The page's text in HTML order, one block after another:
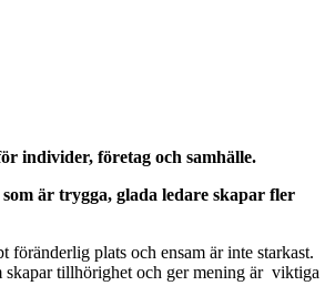
individer, företag och samhälle.
är trygga, glada ledare skapar fler
föränderlig plats och ensam är inte starkast.
skapar tillhörighet och ger mening är viktiga